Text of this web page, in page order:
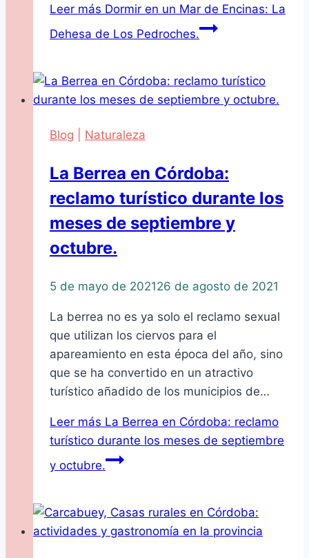
Leer más Dormir en un Mar de Encinas: La
Dehesa de Los Pedroches.
Blog Naturaleza
La Berrea en Córdoba:
reclamo turístico durante los
meses de septiembre y
octubre.
5 de mayo de 202126 de agosto de 2021
La berrea no es ya solo el reclamo sexual
que utilizan los ciervos para el
apareamiento en esta época del año, sino
que se ha convertido en un atractivo
turístico añadido de los municipios de…
Leer más La Berrea en Córdoba: reclamo
turístico durante los meses de septiembre
y octubre.